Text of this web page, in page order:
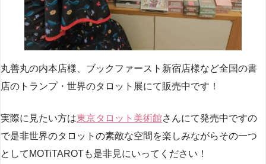
丸善丸の内本店様、ブックファースト新宿店様など全国の書
店のトランプ・世界のタロット展にて販売中です！
実際に見たい方は東京タロット美術館さんにて発売中ですの
で是非世界のタロットの素敵な空間を楽しみながらその一つ
としてMOTiTAROTも是非見にいってください！